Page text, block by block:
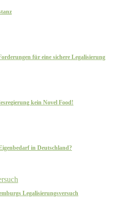
für eine sichere Legalisierung
kein Novel Food!
in Deutschland?
Legalisierungsversuch